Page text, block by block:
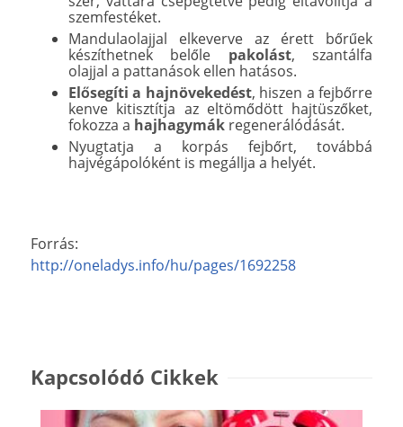
szemfestéket.
Mandulaolajjal elkeverve az érett bőrűek
készíthetnek belőle pakolást, szantálfa
olajjal a pattanások ellen hatásos.
Elősegíti a hajnövekedést, hiszen a fejbőrre
kenve kitisztítja az eltömődött hajtüszőket,
fokozza a hajhagymák regenerálódását.
Nyugtatja a korpás fejbőrt, továbbá
hajvégápolóként is megállja a helyét.
Forrás:
http://oneladys.info/hu/pages/1692258
Kapcsolódó Cikkek